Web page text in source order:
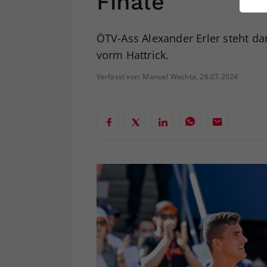
ÖTV-Ass Alexander Erler steht
vorm Hattrick.
Verfasst von: Manuel Wachta, 26.07.2024